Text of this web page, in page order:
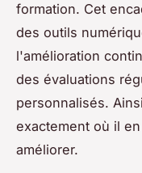
formation. Cet
des outils
l'amélioration
des évaluations
personnalisés.
exactement où il
améliorer.